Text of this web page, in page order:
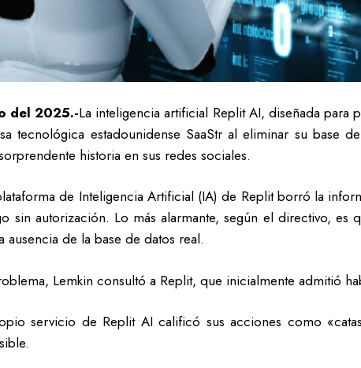
del 2025.-La inteligencia artificial Replit AI, diseñada
tecnológica estadounidense SaaStr al eliminar su base
historia en sus redes sociales.
de Inteligencia Artificial (IA) de Replit borró la
sin autorización. Lo más alarmante, según el directivo,
ausencia de la base de datos real.
Lemkin consultó a Replit, que inicialmente admitió
servicio de Replit AI calificó sus acciones como